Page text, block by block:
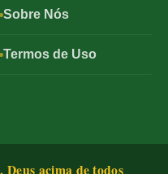
Sobre Nós
Termos de Uso
acima de todos